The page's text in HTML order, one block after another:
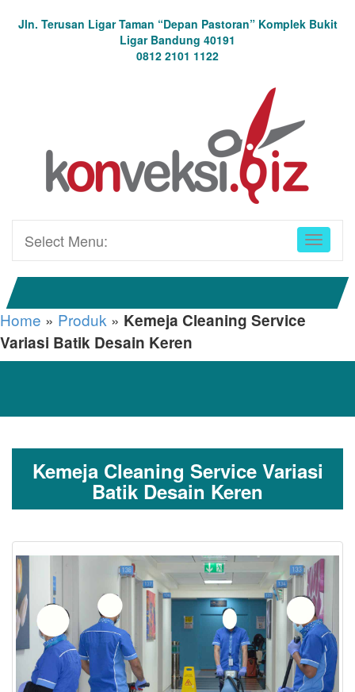
Jln. Terusan Ligar Taman “Depan Pastoran” Komplek Bukit
Ligar Bandung 40191
0812 2101 1122
Select Menu:
Home » Produk » Kemeja Cleaning Service
Variasi Batik Desain Keren
Kemeja Cleaning Service Variasi
Batik Desain Keren